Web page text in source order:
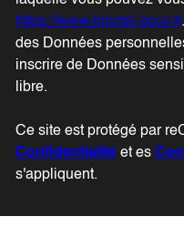
https://www.bloctel.gouv.fr
des Données
inscrire de Données
libre.
Ce site est protégé par
Confidentialité et es
s'appliquent.